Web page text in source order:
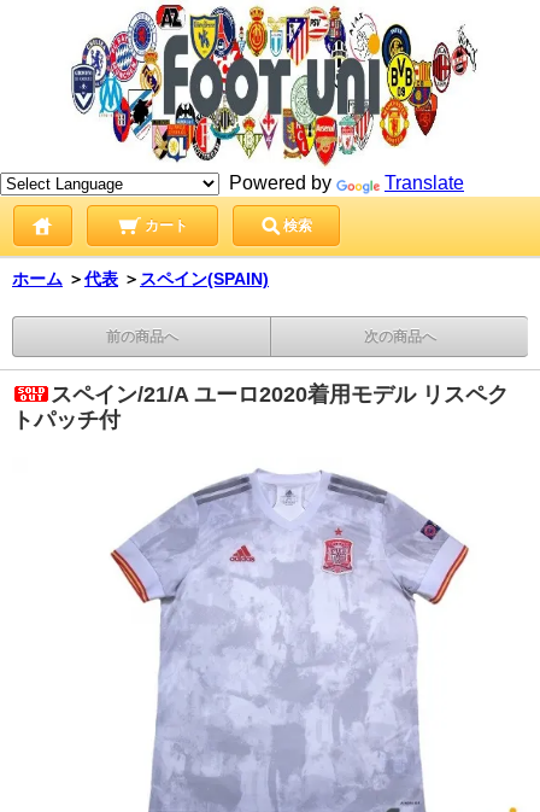
Powered by Translate
カート 検索
ホーム ＞代表 ＞ スペイン(SPAIN)
前の商品へ 次の商品へ
スペイン/21/A ユーロ2020着用モデル リスペク
トパッチ付